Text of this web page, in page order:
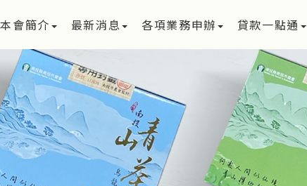
本會簡介 最新消息 各項業務申辦 貸款一點通